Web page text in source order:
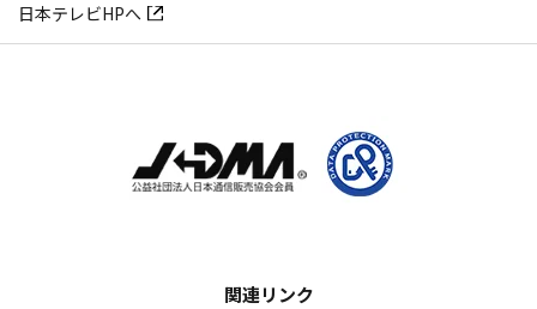
日本テレビHPへ
関連リンク